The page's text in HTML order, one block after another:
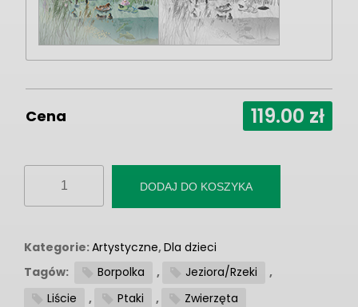
Cena 119.00 zł
Staw"
DODAJ DO KOSZYKA
Kategorie:Artystyczne,Dla dzieci
Tagów:
Borpolka , Jeziora/Rzeki
,
Liście
, Ptaki , Zwierzęta